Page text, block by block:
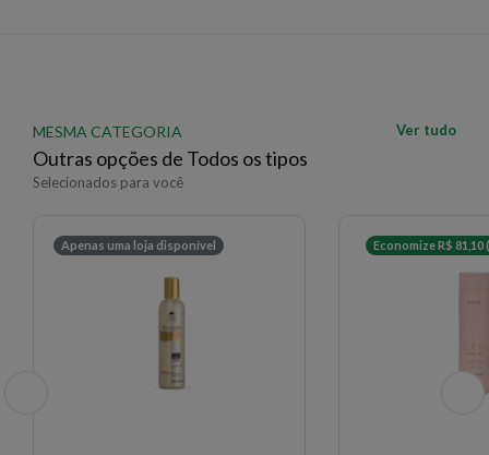
MESMA CATEGORIA
Outras opções de Todos os tipos
Selecionados para você
Ver tudo
Apenas uma loja disponível Economize R$ 81,10